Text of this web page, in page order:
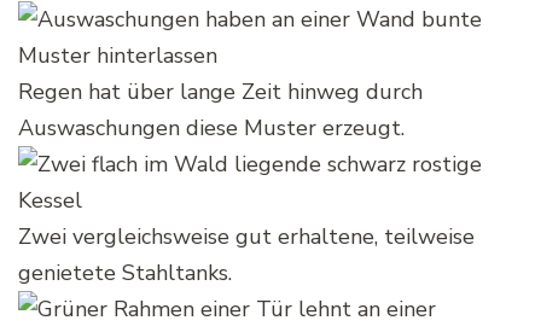
Regen hat über lange Zeit hinweg durch
Auswaschungen diese Muster erzeugt.
Zwei vergleichsweise gut erhaltene, teilweise
genietete Stahltanks.